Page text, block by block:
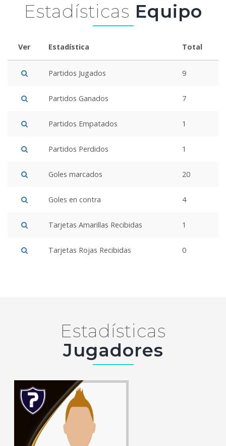
Estadísticas Equipo
Ver Estadística Total
Partidos Jugados 9
Partidos Ganados 7
Partidos Empatados 1
Partidos Perdidos 1
Goles marcados 20
Goles en contra 4
Tarjetas Amarillas Recibidas 1
Tarjetas Rojas Recibidas 0
Estadísticas
Jugadores